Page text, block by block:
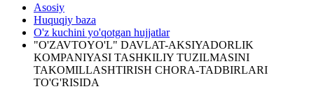
Asosiy
Huquqiy baza
O'z kuchini yo'qotgan hujjatlar
"O'ZAVTOYO'L" DAVLAT-AKSIYADORLIK
KOMPANIYASI TASHKILIY TUZILMASINI
TAKOMILLASHTIRISH CHORA-TADBIRLARI
TO'G'RISIDA